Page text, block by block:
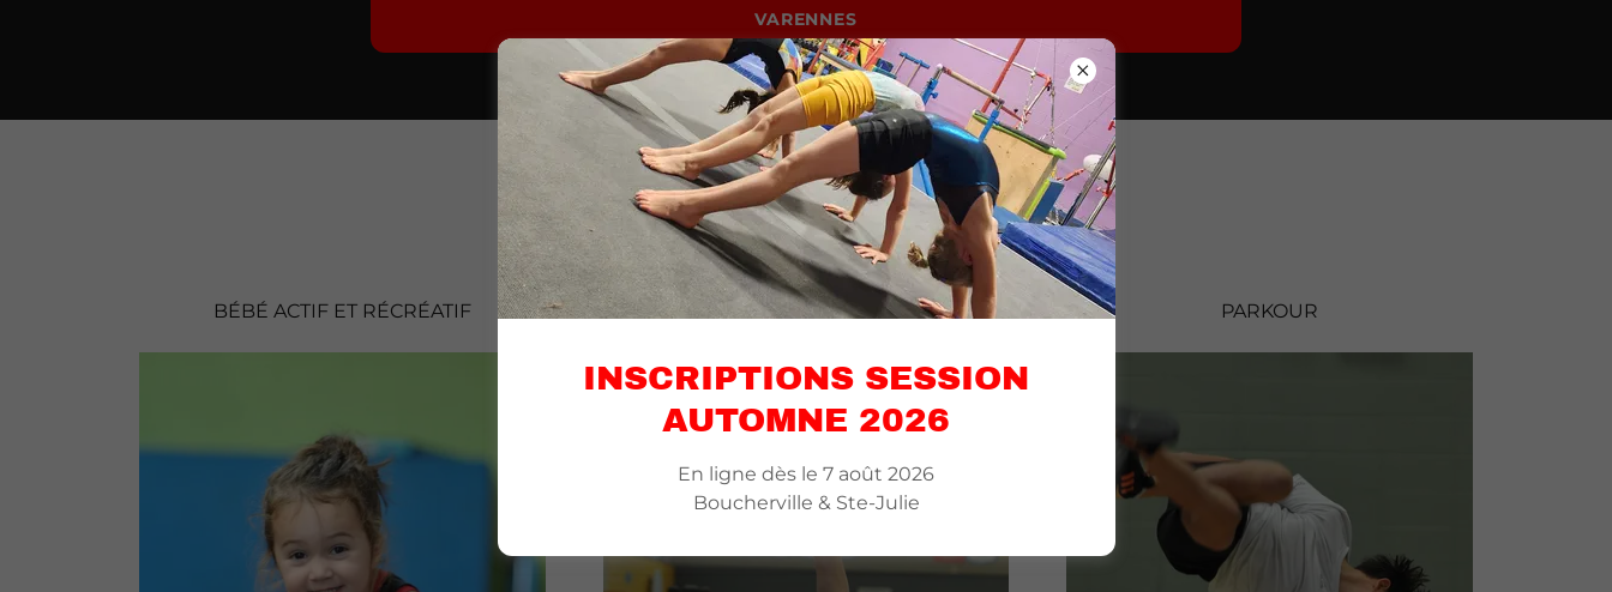
VARENNES
NOS ACTIVITÉS
BÉBÉ ACTIF ET RÉCRÉATIF GYMNASTIQUE PARKOUR
INSCRIPTIONS SESSION
AUTOMNE 2026
En ligne dès le 7 août 2026
Boucherville & Ste-Julie